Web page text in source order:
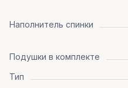
Наполнитель спинки
Подушки в комплекте
Тип